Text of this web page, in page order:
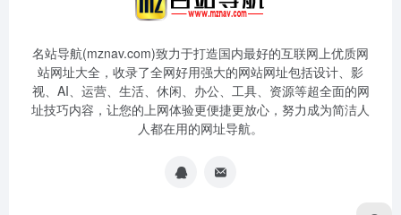
名站导航(mznav.com)致力于打造国内最好的互联网上优质网
站网址大全，收录了全网好用强大的网站网址包括设计、影
视、AI、运营、生活、休闲、办公、工具、资源等超全面的网
址技巧内容，让您的上网体验更便捷更放心，努力成为简洁人
人都在用的网址导航。